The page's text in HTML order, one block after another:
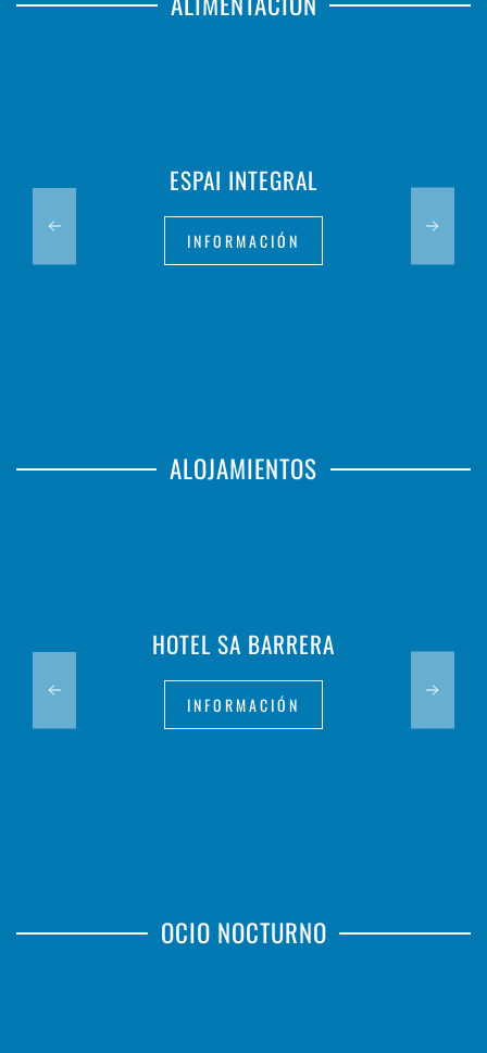
ESPAI INTEGRAL
INFORMACIÓN
ALOJAMIENTOS
HOTEL SA BARRERA
INFORMACIÓN
OCIO NOCTURNO